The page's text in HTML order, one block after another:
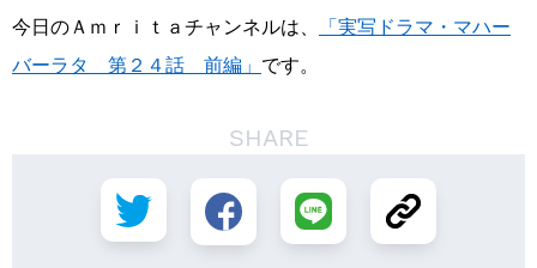
今日のＡｍｒｉｔａチャンネルは、 「実写ドラマ・マハー
バーラタ 第２４話 前編」 です。
SHARE